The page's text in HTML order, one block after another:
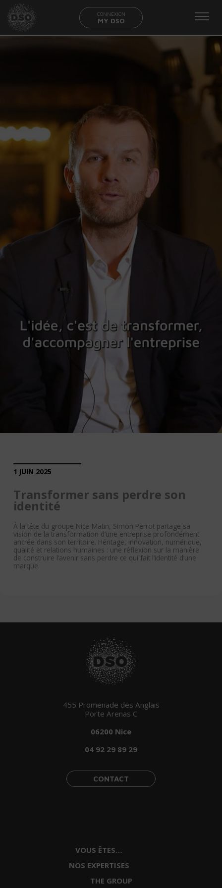
CONNEXION
MY DSO
1 JUIN 2025
Transformer sans perdre son
identité
À la tête du groupe Nice-Matin, Simon Perrot partage sa
vision de la transformation d’une entreprise profondément
ancrée dans son territoire. Héritage, innovation, numérique,
qualité et relations humaines : une réflexion sur la manière
de construire l’avenir sans perdre ce qui fait l’identité d’une
marque.
455 Promenade des Anglais
Porte Arenas C
06200 Nice
04 92 29 89 29
CONTACT
VOUS ÊTES…
Artisans, Commerçants, TPE
NOS EXPERTISES
Expertise comptable
THE GROUP